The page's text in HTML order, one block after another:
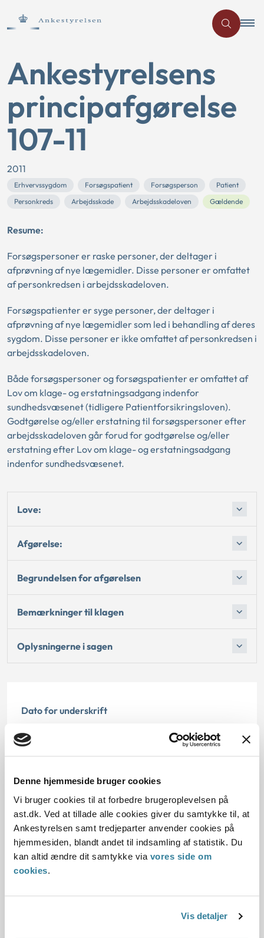
Denne hjemmeside bruger cookies
Vi bruger cookies til at forbedre brugeroplevelsen på
ast.dk. Ved at tillade alle cookies giver du samtykke til, at
Ankestyrelsen samt tredjeparter anvender cookies på
hjemmesiden, blandt andet til indsamling af statistik. Du
kan altid ændre dit samtykke via vores side om
cookies.
Vis detaljer
Ankestyrelsens
principafgørelse
107-11
2011
Erhvervssygdom Forsøgspatient Forsøgsperson
Patient
Personkreds
Arbejdsskade Arbejdsskadeloven Gældende
Resume:
Forsøgspersoner er raske personer, der deltager i
afprøvning af nye lægemidler. Disse personer er omfattet
af personkredsen i arbejdsskadeloven.
Forsøgspatienter er syge personer, der deltager i
afprøvning af nye lægemidler som led i behandling af deres
sygdom. Disse personer er ikke omfattet af personkredsen i
arbejdsskadeloven.
Både forsøgspersoner og forsøgspatienter er omfattet af
Lov om klage- og erstatningsadgang indenfor
sundhedsvæsenet (tidligere Patientforsikringsloven).
Godtgørelse og/eller erstatning til forsøgspersoner efter
arbejdsskadeloven går forud for godtgørelse og/eller
erstatning efter Lov om klage- og erstatningsadgang
indenfor sundhedsvæsenet.
Love:
Afgørelse:
Begrundelsen for afgørelsen
Bemærkninger til klagen
Oplysningerne i sagen
Dato for underskrift
30.06.2011
10.07.2013
Paragraf
§ 2
Journalnummer
1226583-09